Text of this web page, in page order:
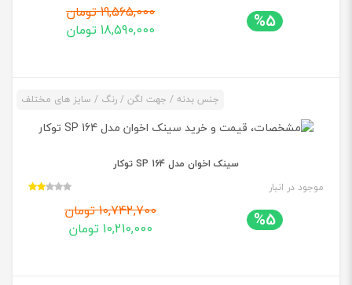
%5
19,565,000 تومان
18,590,000 تومان
جنس بدنه / جهت لگن / رنگ / سایز های مختلف
سینک اخوان مدل 164 SP توکار
موجود در انبار
%5
10,742,700 تومان
10,210,000 تومان